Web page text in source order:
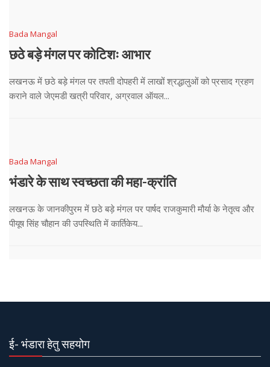
Bada Mangal
छठे बड़े मंगल पर कोटिशः आभार
लखनऊ में छठे बड़े मंगल पर तपती दोपहरी में लाखों श्रद्धालुओं को प्रसाद ग्रहण
कराने वाले जेएमडी खत्री परिवार, अग्रवाल ऑयल...
Bada Mangal
भंडारे के साथ स्वच्छता की महा-क्रांति
लखनऊ के जानकीपुरम में छठे बड़े मंगल पर पार्षद राजकुमारी मौर्या के नेतृत्व और
पीयूष सिंह चौहान की उपस्थिति में कार्तिकेय...
ई- भंडारा हेतु सहयोग